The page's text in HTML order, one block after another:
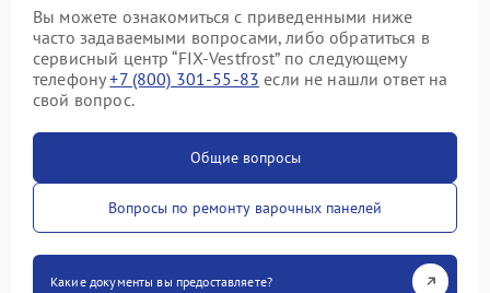
Вы можете ознакомиться с приведенными ниже
часто задаваемыми вопросами, либо обратиться в
сервисный центр “FIX-Vestfrost” по следующему
телефону+7 (800) 301-55-83 если не нашли ответ на
свой вопрос.
Общие вопросы
Вопросы по ремонту варочных панелей
Какие документы вы предоставляете?